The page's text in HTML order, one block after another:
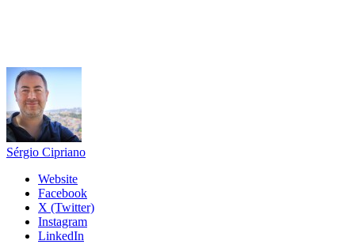
Sérgio Cipriano
Website
Facebook
X (Twitter)
Instagram
LinkedIn